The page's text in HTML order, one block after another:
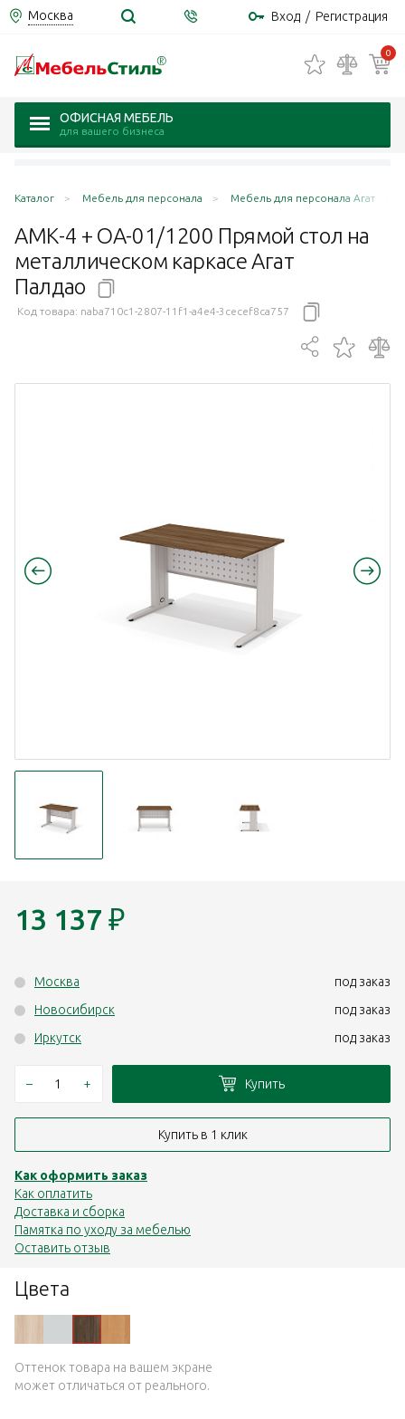
Москва Вход / Регистрация
0
ОФИСНАЯ МЕБЕЛЬ
для вашего бизнеса
Каталог Мебель для персонала Мебель для персонала Агат
АМК-4 + ОА-01/1200 Прямой стол на
металлическом каркасе Агат
Палдао
Код товара: naba710c1-2807-11f1-a4e4-3cecef8ca757
Цвета
Оттенок товара на вашем экране
может отличаться от реального.
13 137 ₽
Москва
под заказ
Новосибирск
под заказ
Иркутск
под заказ
– + Купить
Купить в 1 клик
Как оформить заказ
Как оплатить
Доставка и сборка
Памятка по уходу за мебелью
Оставить отзыв